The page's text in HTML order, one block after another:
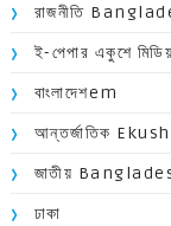
রাজনীতি
ই-পেপার একুশে
বাংলাদেশem
আন্তর্জাতিক
জাতীয়
ঢাকা